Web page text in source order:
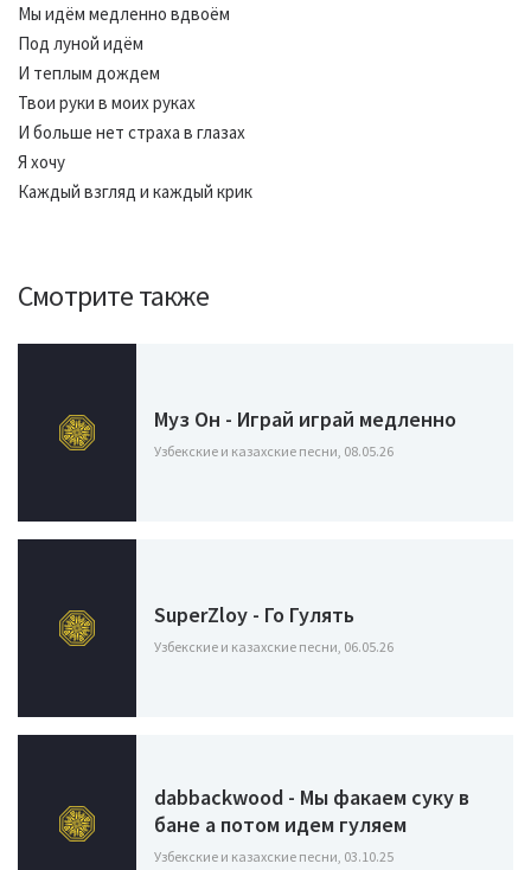
Мы идём медленно вдвоём
Под луной идём
И теплым дождем
Твои руки в моих руках
И больше нет страха в глазах
Я хочу
Каждый взгляд и каждый крик
Смотрите также
Муз Он - Играй играй медленно
Узбекские и казахские песни, 08.05.26
SuperZloy - Го Гулять
Узбекские и казахские песни, 06.05.26
dabbackwood - Мы факаем суку в
бане а потом идем гуляем
Узбекские и казахские песни, 03.10.25